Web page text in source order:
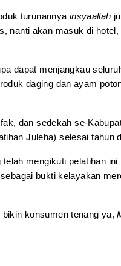
turunannya insyaallah
nanti akan masuk di
dapat menjangkau
daging dan ayam
dan sedekah se-
Juleha) selesai tahun
mengikuti pelatihan
bukti kelayakan
bikin konsumen tenang ya,